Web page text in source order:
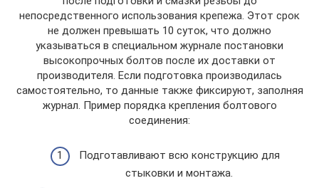
непосредственного использования крепежа. Этот срок
не должен превышать 10 суток, что должно
указываться в специальном журнале постановки
высокопрочных болтов после их доставки от
производителя. Если подготовка производилась
самостоятельно, то данные также фиксируют, заполняя
журнал. Пример порядка крепления болтового
соединения:
Подготавливают всю конструкцию для
стыковки и монтажа.